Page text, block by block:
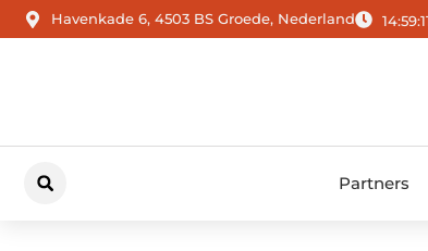
Havenkade 6, 4503 BS Groede, Nederland
Partners